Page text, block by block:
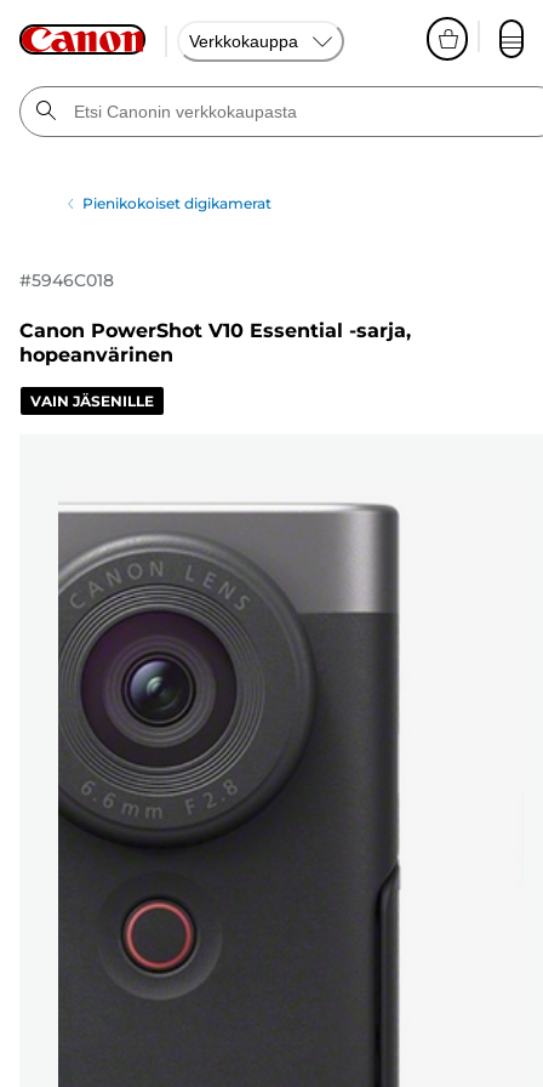
Verkkokauppa
Pienikokoiset digikamerat
#5946C018
Canon PowerShot V10 Essential -sarja,
hopeanvärinen
VAIN JÄSENILLE